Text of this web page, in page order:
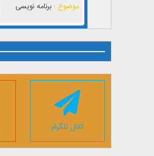
موضوع : برنامه نویسی
کانال تلگرام